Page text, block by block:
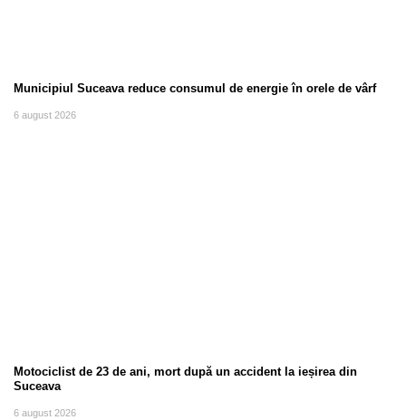
Municipiul Suceava reduce consumul de energie în orele de vârf
6 august 2026
Motociclist de 23 de ani, mort după un accident la ieșirea din
Suceava
6 august 2026